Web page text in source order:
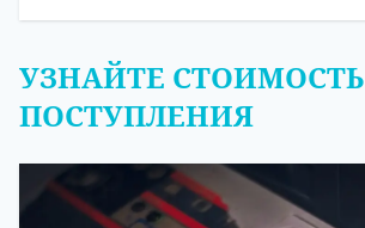
УЗНАЙТЕ СТОИМОСТЬ
ПОСТУПЛЕНИЯ